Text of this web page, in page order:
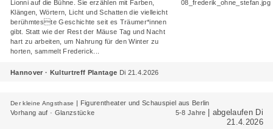
Lionni auf die Bühne. Sie erzählen mit Farben,
Klängen, Wörtern, Licht und Schatten die vielleicht
berühmteste Geschichte seit es Träumer*innen
gibt. Statt wie der Rest der Mäuse Tag und Nacht
hart zu arbeiten, um Nahrung für den Winter zu
horten, sammelt Frederick...
Hannover · Kulturtreff Plantage Di 21.4.2026
Der kleine Angsthase | Figurentheater und Schauspiel aus Berlin
Vorhang auf · Glanzstücke
5-8 Jahre
| abgelaufen Di
21.4.2026